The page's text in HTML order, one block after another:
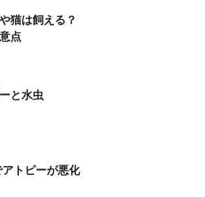
猫は飼える？
点
と水虫
アトピーが悪化